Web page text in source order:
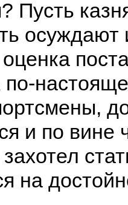
Пусть
осуждают
по-
и по вине
на